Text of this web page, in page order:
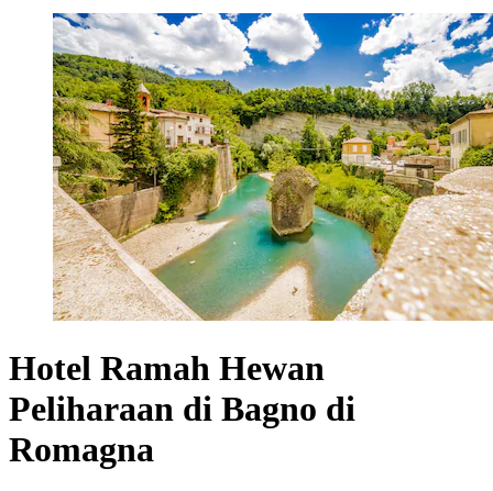
Hotel Ramah Hewan
Peliharaan di Bagno di
Romagna